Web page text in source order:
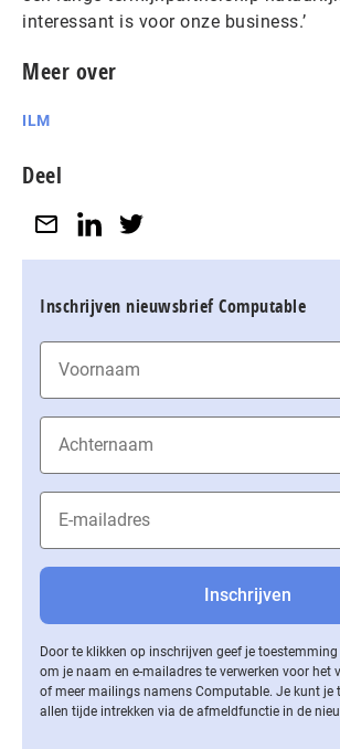
interessant is voor onze business.’
Meer over
ILM
Deel
Inschrijven nieuwsbrief Computable
Door te klikken op inschrijven geef je
om je naam en e-mailadres te verwerken voor het
of meer mailings namens Computable. Je kunt je
allen tijde intrekken via de af­meld­func­tie in de